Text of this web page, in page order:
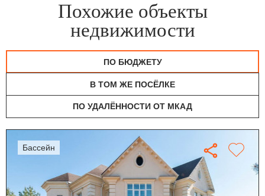
Похожие объекты
недвижимости
ПО БЮДЖЕТУ
В ТОМ ЖЕ ПОСЁЛКЕ
ПО УДАЛЁННОСТИ ОТ МКАД
бассейн